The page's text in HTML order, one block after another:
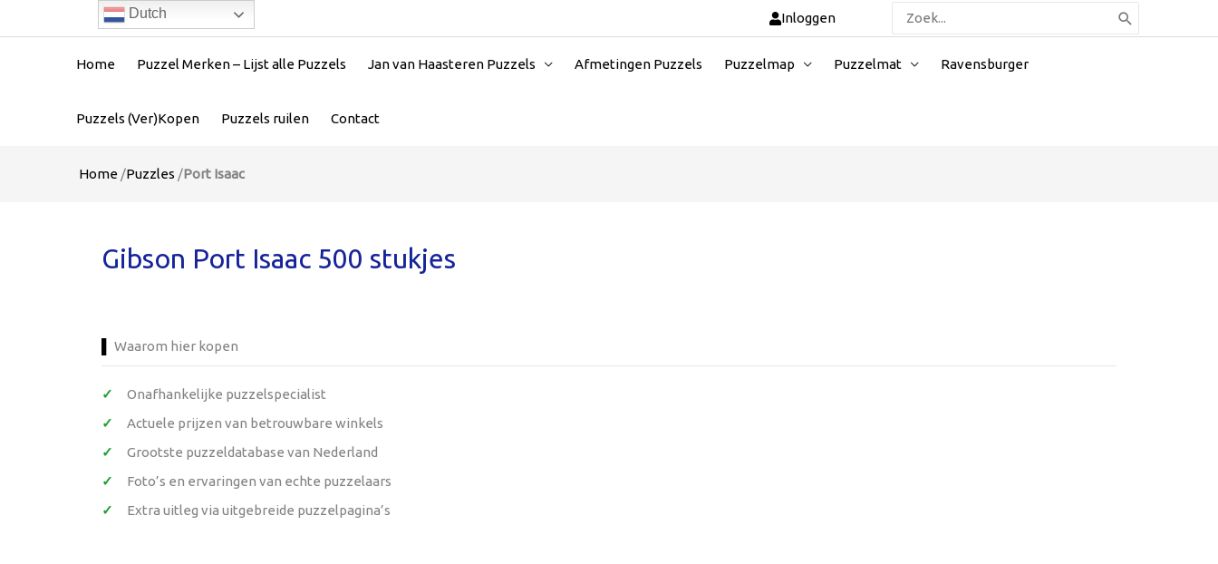
Inloggen
Zoeken
naar:
Home Puzzel Merken – Lijst alle Puzzels Jan van Haasteren Puzzels Afmetingen Puzzels Puzzelmap Puzzelmat Ravensburger
Puzzels (Ver)Kopen Puzzels ruilen Contact
Home /Puzzles /Port Isaac
Gibson Port Isaac 500 stukjes
Waarom hier kopen
Onafhankelijke puzzelspecialist
Actuele prijzen van betrouwbare winkels
Grootste puzzeldatabase van Nederland
Foto’s en ervaringen van echte puzzelaars
Extra uitleg via uitgebreide puzzelpagina’s
Dutch